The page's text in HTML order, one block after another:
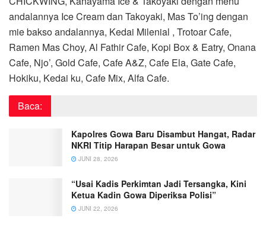
andalannya Ice Cream dan Takoyaki, Mas To’ing dengan
mie bakso andalannya, Kedai Milenial , Trotoar Cafe,
Ramen Mas Choy, Al Fathir Cafe, Kopi Box & Eatry, Onana
Cafe, Njo’, Gold Cafe, Cafe A&Z, Cafe Ela, Gate Cafe,
Hokiku, Kedai ku, Cafe Mix, Alfa Cafe.
Baca:
Kapolres Gowa Baru Disambut Hangat, Radar
NKRI Titip Harapan Besar untuk Gowa
JUNI 28, 2026
“Usai Kadis Perkimtan Jadi Tersangka, Kini
Ketua Kadin Gowa Diperiksa Polisi”
JUNI 22, 2026